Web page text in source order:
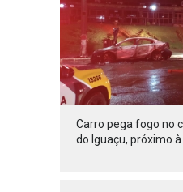
Carro pega fogo no
do Iguaçu, próximo